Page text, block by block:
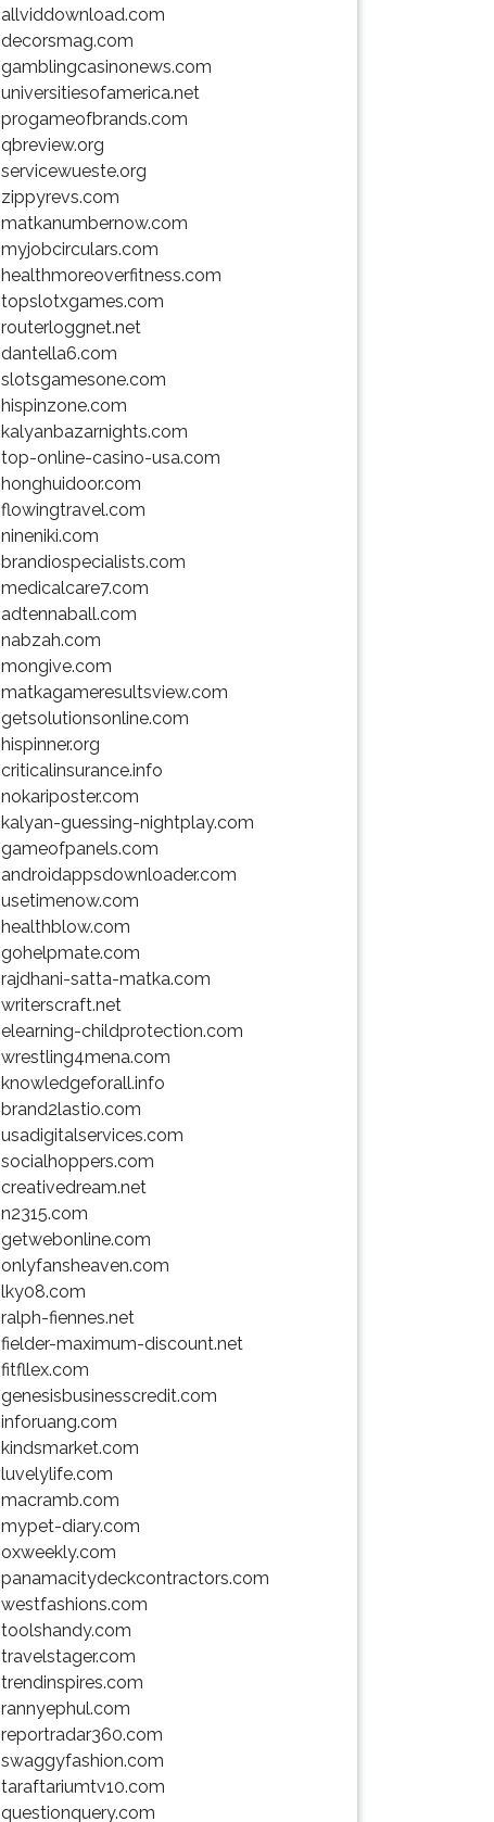
allviddownload.com
decorsmag.com
gamblingcasinonews.com
universitiesofamerica.net
progameofbrands.com
qbreview.org
servicewueste.org
zippyrevs.com
matkanumbernow.com
myjobcirculars.com
healthmoreoverfitness.com
topslotxgames.com
routerloggnet.net
dantella6.com
slotsgamesone.com
hispinzone.com
kalyanbazarnights.com
top-online-casino-usa.com
honghuidoor.com
flowingtravel.com
nineniki.com
brandiospecialists.com
medicalcare7.com
adtennaball.com
nabzah.com
mongive.com
matkagameresultsview.com
getsolutionsonline.com
hispinner.org
criticalinsurance.info
nokariposter.com
kalyan-guessing-nightplay.com
gameofpanels.com
androidappsdownloader.com
usetimenow.com
healthblow.com
gohelpmate.com
rajdhani-satta-matka.com
writerscraft.net
elearning-childprotection.com
wrestling4mena.com
knowledgeforall.info
brand2lastio.com
usadigitalservices.com
socialhoppers.com
creativedream.net
n2315.com
getwebonline.com
onlyfansheaven.com
lky08.com
ralph-fiennes.net
fielder-maximum-discount.net
fitfllex.com
genesisbusinesscredit.com
inforuang.com
kindsmarket.com
luvelylife.com
macramb.com
mypet-diary.com
oxweekly.com
panamacitydeckcontractors.com
westfashions.com
toolshandy.com
travelstager.com
trendinspires.com
rannyephul.com
reportradar360.com
swaggyfashion.com
taraftariumtv10.com
questionquery.com